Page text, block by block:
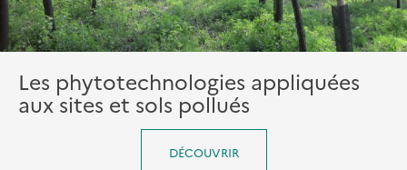
Les phytotechnologies appliquées
aux sites et sols pollués
DÉCOUVRIR